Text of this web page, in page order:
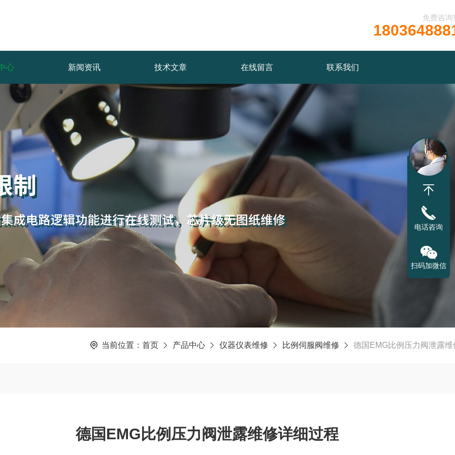
免费咨询
心 新闻资讯 技术文章 在线留言 联系我们
当前位置： 首页 产品中心 仪器仪表维修 比例伺服阀维修 德国EMG比例压力阀泄露
德国EMG比例压力阀泄露维修详细过程
电话咨询
扫码加微信